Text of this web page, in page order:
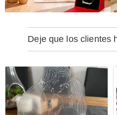
Deje que los clientes